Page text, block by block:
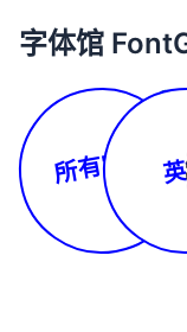
字体馆
所有字体 英